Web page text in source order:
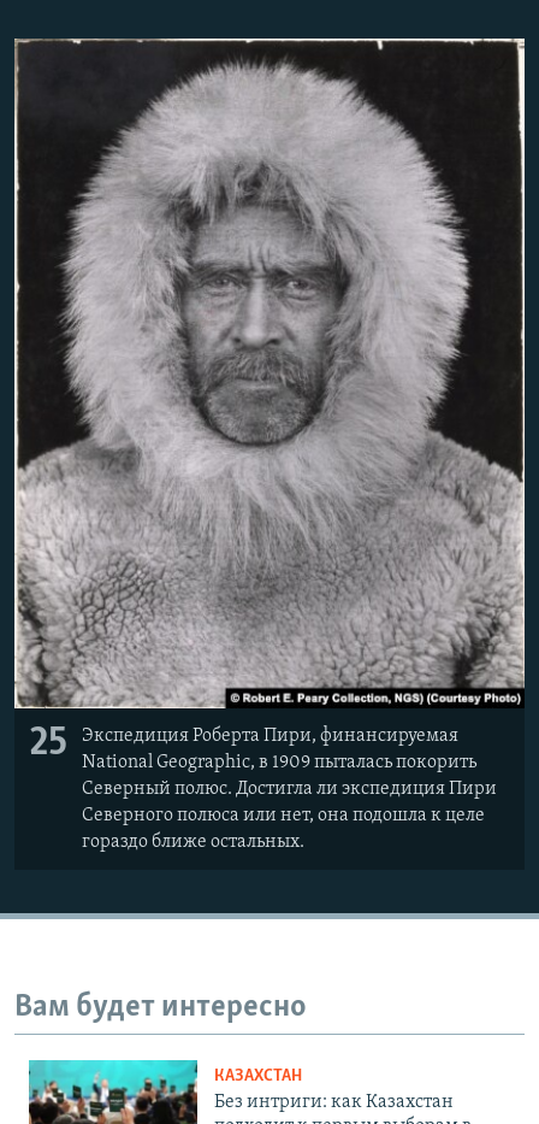
25
Экспедиция Роберта Пири, финансируемая
National Geographic, в 1909 пыталась покорить
Северный полюс. Достигла ли экспедиция Пири
Северного полюса или нет, она подошла к целе
гораздо ближе остальных.
Вам будет интересно
КАЗАХСТАН
Без интриги: как Казахстан